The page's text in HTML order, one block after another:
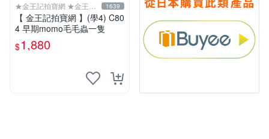
★金王記拍寶網 ★金王記
拍寶趣
1639
【 金王記拍寶網 】(學4) C80
4 早期momo毛毛蟲一隻
$1,880